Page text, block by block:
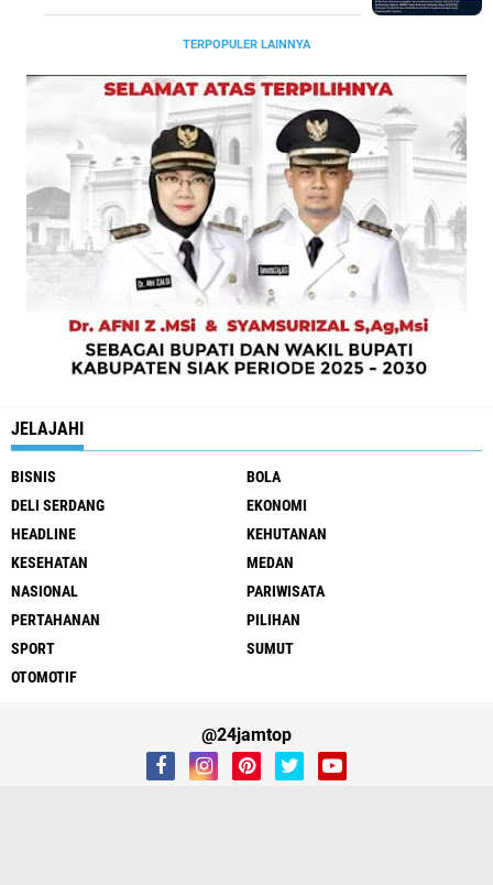
TERPOPULER LAINNYA
JELAJAHI
BISNIS
BOLA
DELI SERDANG
EKONOMI
HEADLINE
KEHUTANAN
KESEHATAN
MEDAN
NASIONAL
PARIWISATA
PERTAHANAN
PILIHAN
SPORT
SUMUT
OTOMOTIF
@24jamtop